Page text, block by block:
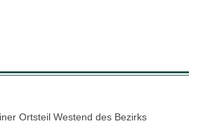
Ortsteil Westend des Bezirks